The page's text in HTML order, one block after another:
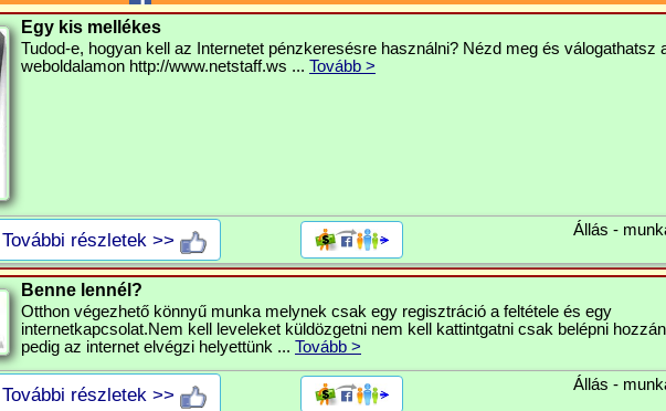
Egy kis mellékes
Tudod-e, hogyan kell az Internetet pénzkeresésre használni? Nézd meg és válogathatsz
weboldalamon http://www.netstaff.ws ... Tovább >
További részletek >> Állás -
Benne lennél?
Otthon végezhető könnyű munka melynek csak egy regisztráció a feltétele és egy
internetkapcsolat.Nem kell leveleket küldözgetni nem kell kattintgatni csak belépni
pedig az internet elvégzi helyettünk ... Tovább >
További részletek >> Állás -